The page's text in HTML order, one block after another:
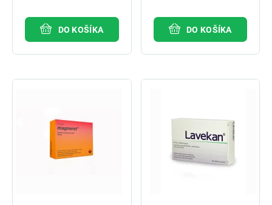
DO KOŠÍKA DO KOŠÍKA